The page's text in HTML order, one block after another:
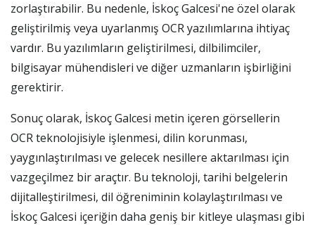
zorlaştırabilir. Bu nedenle, İskoç Galcesi'ne özel olarak
geliştirilmiş veya uyarlanmış OCR yazılımlarına ihtiyaç
vardır. Bu yazılımların geliştirilmesi, dilbilimciler,
bilgisayar mühendisleri ve diğer uzmanların işbirliğini
gerektirir.
Sonuç olarak, İskoç Galcesi metin içeren görsellerin
OCR teknolojisiyle işlenmesi, dilin korunması,
yaygınlaştırılması ve gelecek nesillere aktarılması için
vazgeçilmez bir araçtır. Bu teknoloji, tarihi belgelerin
dijitalleştirilmesi, dil öğreniminin kolaylaştırılması ve
İskoç Galcesi içeriğin daha geniş bir kitleye ulaşması gibi